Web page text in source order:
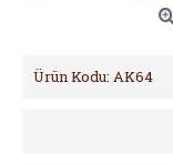
Ürün Kodu: AK64